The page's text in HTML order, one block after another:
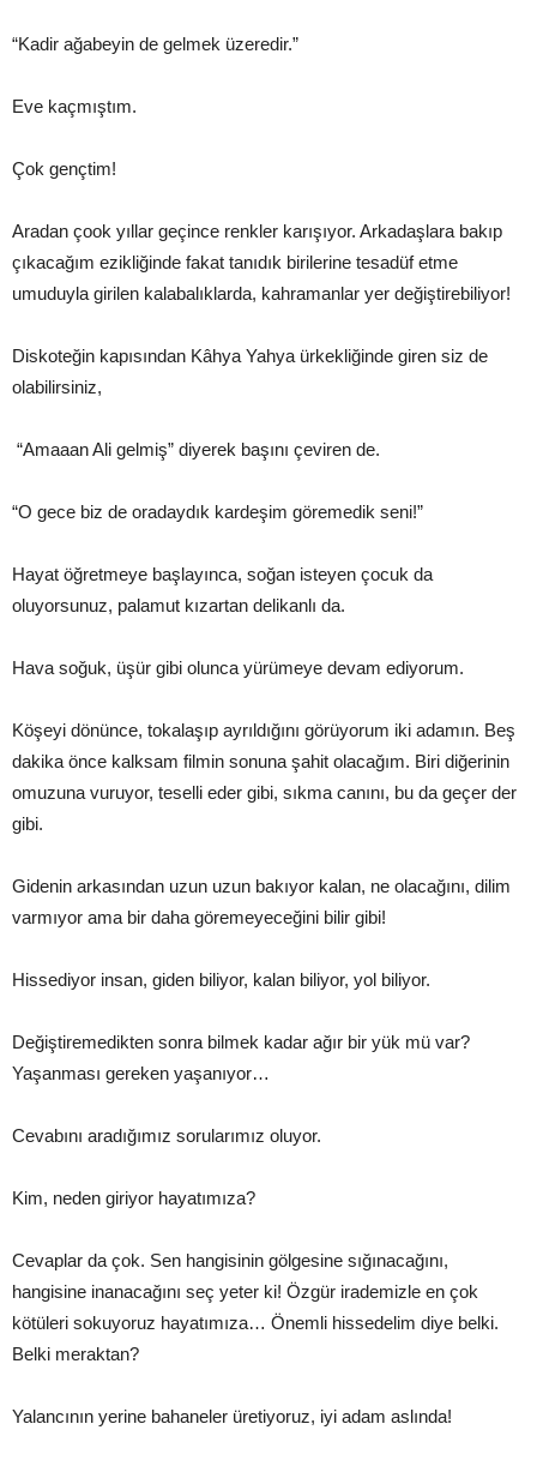
“Kadir ağabeyin de gelmek üzeredir.”
Eve kaçmıştım.
Çok gençtim!
Aradan çook yıllar geçince renkler karışıyor. Arkadaşlara bakıp
çıkacağım ezikliğinde fakat tanıdık birilerine tesadüf etme
umuduyla girilen kalabalıklarda, kahramanlar yer değiştirebiliyor!
Diskoteğin kapısından Kâhya Yahya ürkekliğinde giren siz de
olabilirsiniz,
“Amaaan Ali gelmiş” diyerek başını çeviren de.
“O gece biz de oradaydık kardeşim göremedik seni!”
Hayat öğretmeye başlayınca, soğan isteyen çocuk da
oluyorsunuz, palamut kızartan delikanlı da.
Hava soğuk, üşür gibi olunca yürümeye devam ediyorum.
Köşeyi dönünce, tokalaşıp ayrıldığını görüyorum iki adamın. Beş
dakika önce kalksam filmin sonuna şahit olacağım. Biri diğerinin
omuzuna vuruyor, teselli eder gibi, sıkma canını, bu da geçer der
gibi.
Gidenin arkasından uzun uzun bakıyor kalan, ne olacağını, dilim
varmıyor ama bir daha göremeyeceğini bilir gibi!
Hissediyor insan, giden biliyor, kalan biliyor, yol biliyor.
Değiştiremedikten sonra bilmek kadar ağır bir yük mü var?
Yaşanması gereken yaşanıyor…
Cevabını aradığımız sorularımız oluyor.
Kim, neden giriyor hayatımıza?
Cevaplar da çok. Sen hangisinin gölgesine sığınacağını,
hangisine inanacağını seç yeter ki! Özgür irademizle en çok
kötüleri sokuyoruz hayatımıza… Önemli hissedelim diye belki.
Belki meraktan?
Yalancının yerine bahaneler üretiyoruz, iyi adam aslında!